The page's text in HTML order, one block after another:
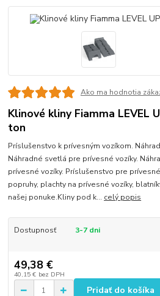
Ako ma hodnotia
Klinové kliny Fiamma LEVEL
ton
Príslušenstvo k prívesným vozíkom.
Náhradné svetlá pre prívesné vozíky.
prívesné vozíky. Príslušenstvo pre
popruhy, plachty na prívesné vozíky,
našej ponuke.Kliny pod k... celý popis
Dostupnosť 3-7 dni
49,38 €
40,15 € bez DPH
Pridať do košíka